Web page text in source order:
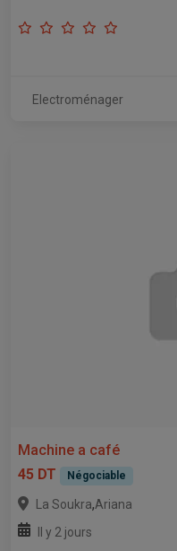
Electroménager
Machine a café
45 DT
Négociable
La Soukra,Ariana
Il y 2 jours